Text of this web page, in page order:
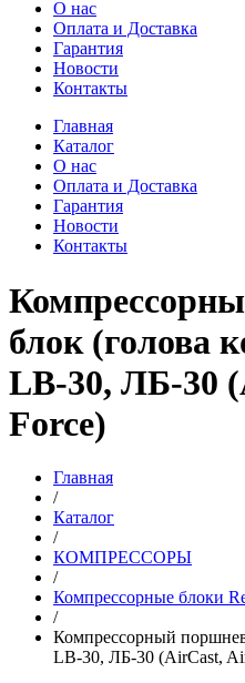
О нас
Оплата и Доставка
Гарантия
Новости
Контакты
Главная
Каталог
О нас
Оплата и Доставка
Гарантия
Новости
Контакты
блок (голова
LB-30, ЛБ-30
Force)
Главная
/
Каталог
/
КОМПРЕССОРЫ
/
Компрессорные блоки
/
Компрессорный
LB-30, ЛБ-30 (AirCast,